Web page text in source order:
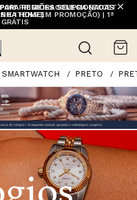
PRIMEIRACOMPRA (EXCETO
E ITENS EM PROMOÇÃO) | 1ª
REGIÕES SELECIONADAS
HOME)
SMARTWATCH PRETO